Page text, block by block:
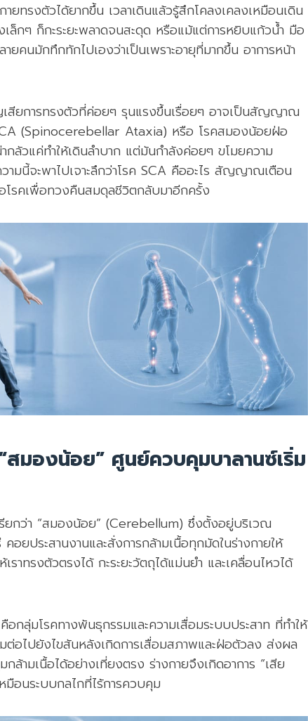
ยทรงตัวได้ยากขึ้น เวลาเดินแล้วรู้สึกโคลงเคลงเหมือนเดิน
ล็กๆ ก็กะระยะพลาดจนสะดุด หรือแม้แต่การหยิบแก้วน้ำ มือ
คนมักทึกทักไปเองว่าเป็นเพราะอายุที่มากขึ้น อาการหน้า
สียการทรงตัวที่ค่อยๆ รุนแรงขึ้นเรื่อยๆ อาจเป็นสัญญาณ
(Spinocerebellar Ataxia) หรือ โรคสมองน้อยฝ่อ
ลัวแค่ทำให้เดินลำบาก แต่มันกำลังค่อยๆ ขโมยความ
ามนี้จะพาไปเจาะลึกว่าโรค SCA คืออะไร สัญญาณเตือน
โรคเพื่อทวงคืนสมดุลชีวิตกลับมาอีกครั้ง
สมองน้อย” ศูนย์ควบคุมบาลานซ์เริ่ม
กว่า “สมองน้อย” (Cerebellum) ซึ่งตั้งอยู่บริเวณ
ยประสานงานและสั่งการกล้ามเนื้อทุกมัดในร่างกายให้
ราทรงตัวตรงได้ กะระยะวัตถุได้แม่นยำ และเคลื่อนไหวได้
อกลุ่มโรคทางพันธุกรรมและความเสื่อมระบบประสาท ที่ทำให้
ต่อไปยังไขสันหลังเกิดการเสื่อมสภาพและฝ่อตัวลง ส่งผล
มเนื้อได้อย่างเที่ยงตรง ร่างกายจึงเกิดอาการ “เสีย
มือนระบบกลไกที่ไร้การควบคุม